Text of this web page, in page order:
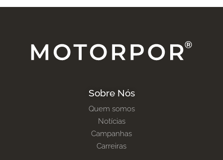
Sobre Nós
Quem somos
Notícias
Campanhas
Carreiras